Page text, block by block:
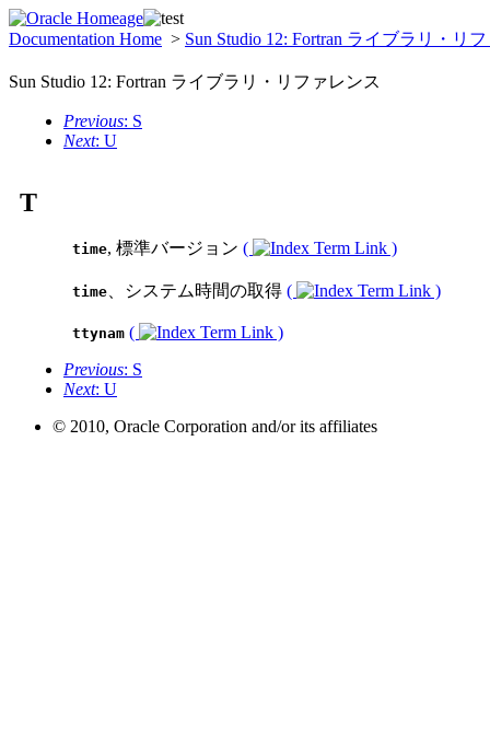
Documentation Home > Sun Studio 12: Fortran ライブラリ・リ
Sun Studio 12: Fortran ライブラリ・リファレンス
Previous: S
Next: U
T
time, 標準バージョン ( )
time 、システム時間の取得 ( )
ttynam (
)
Previous: S
Next: U
© 2010, Oracle Corporation and/or its affiliates